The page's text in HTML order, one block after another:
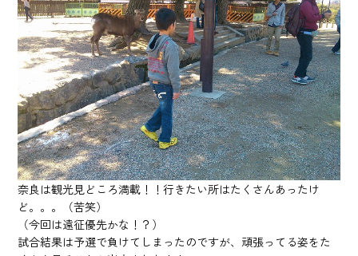
奈良は観光見どころ満載！！行きたい所はたくさんあったけ
ど。。。（苦笑）
（今回は遠征優先かな！？）
試合結果は予選で負けてしまったのですが、頑張ってる姿をた